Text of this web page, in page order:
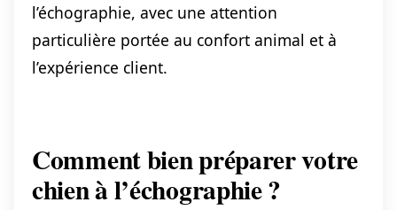
l’échographie, avec une attention
particulière portée au confort animal et à
l’expérience client.
Comment bien préparer votre
chien à l’échographie ?